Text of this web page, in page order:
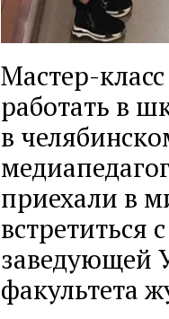
Мастер-
работать в
в
приехали в
встретиться
заведующей
факультета